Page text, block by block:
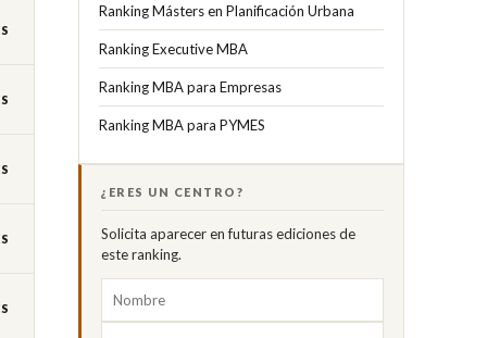
Ranking Másters en Planificación Urbana
Ranking Executive MBA
Ranking MBA para Empresas
Ranking MBA para PYMES
¿ERES UN CENTRO?
Solicita aparecer en futuras ediciones de
este ranking.